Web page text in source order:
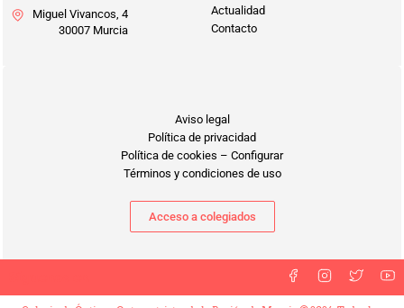
Miguel Vivancos, 4
30007 Murcia
Actualidad
Contacto
Aviso legal
Política de privacidad
Política de cookies – Configurar
Términos y condiciones de uso
Acceso a colegiados